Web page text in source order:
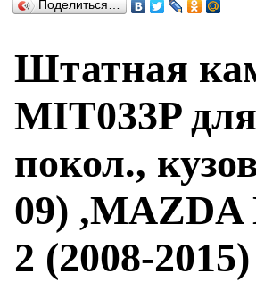
Поделиться…
Штатная
MIT033P
покол.,
09)
2 (2008-